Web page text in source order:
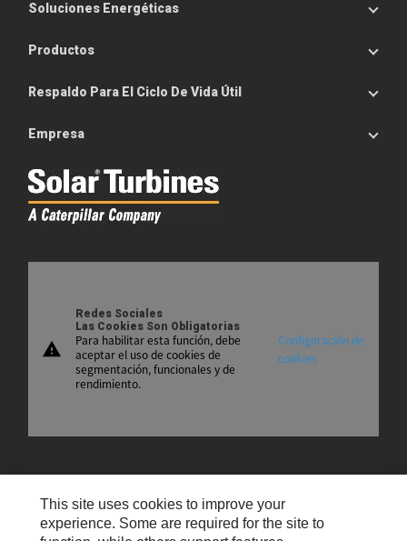
Soluciones Energéticas
Productos
Respaldo Para El Ciclo De Vida Útil
Empresa
warning
Redes Sociales
Las Cookies Son Obligatorias
Para habilitar esta función, debe
aceptar el uso de cookies de
segmentación, funcionales y de
rendimiento.
Configuración de
cookies
Contáctenos
This site uses cookies to improve your
experience. Some are required for the site to